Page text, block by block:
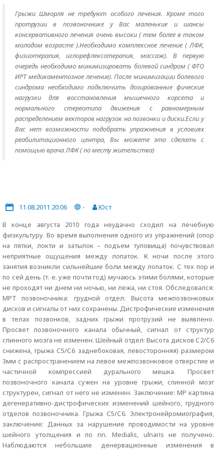
Грыжи Шморля не требуют особого лечения. Кроме того
протрузии в позвоночнике у Вас маленькие и шансы
консервативного лечения очень высоки ( тем более в таком
молодом возрасте ).Необходимо комплексное лечение ( ЛФК,
физиотерапия, иглорефлексотерапия, массаж). В первую
очередь необходимо минимизировать болевой синдром ( ФТО
ИРТ медикаментозное лечение). После минимизации болевого
синдрома необходимо подключить дозированные фические
нагрузки для восстановления мышечного корсета и
нормального стереотипа движения с равномерным
распределением векторов нагрузок на позвонки и диски.Если у
Вас нет возможности подобрать упражнения в условиях
реабилитационного центра, Вы можете это сделать с
помощью врача ЛФК ( по месту жительства)
11.08.2011 20:06 -
Юст
В конце августа 2010 года неудачно сходил на лечебную
физкультуру. Во время выполнения одного из упражнений (опор
на пятки, локти и затылок – подъем туловища) почувствовал
неприятные ощущения между лопаток. К ночи после этого
занятия возникли сильнейшие боли между лопаток. С тех пор и
по сей день (т. е. уже почти год) мучаюсь этими болями, которые
не проходят ни днем ни ночью, ни лежа, ни стоя. Обследовался:
МРТ позвоночника: грудной отдел: Высота межпозвонковых
дисков и сигналы от них сохранены. Дистрофические изменения
в телах позвонков, задних грыжи протрузий не выявлено.
Просвет позвоночного канала обычный, сигнал от структур
спинного мозга не изменен. Шейный отдел: Высота дисков С2/С6
снижена, грыжа С5/С6 заднебоковая, левосторонняя) размером
3мм с распространением на левое межпозвонковое отверстие и
частичной компрессией дурального мешка. Просвет
позвоночного канала сужен на уровне грыжи, спинной мозг
структурен, сигнал от него не изменен. Заключение: МР картина
дегенеративно-дистрофических изменений шейного, грудного
отделов позвоночника. Грыжа С5/С6. Электронейромиография,
заключение: Данных за нарушение проводимости на уровне
шейного утолщения и по nn. Medialis, ulnaris не получено.
Наблюдаются небольшие денервационные изменения в